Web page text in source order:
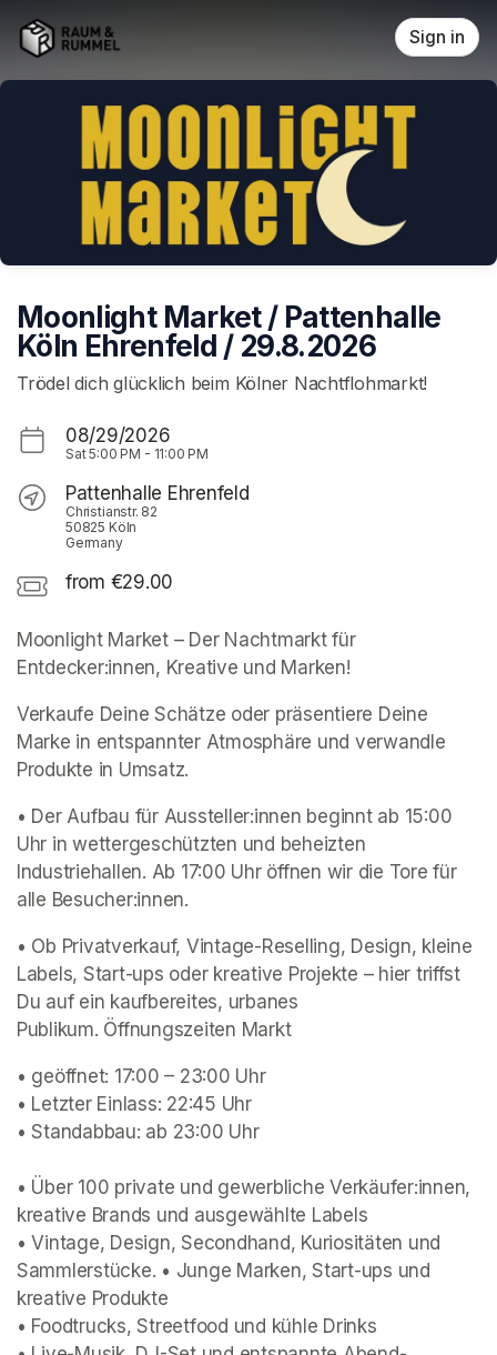
Skip header
Sign in
Moonlight Market / Pattenhalle
Köln Ehrenfeld / 29.8.2026
Trödel dich glücklich beim Kölner Nachtflohmarkt!
08/29/2026
Sat5:00 PM - 11:00 PM
Pattenhalle Ehrenfeld
Christianstr. 82
50825 Köln
Germany
from €29.00
Moonlight Market – Der Nachtmarkt für
Entdecker:innen, Kreative und Marken!
Verkaufe Deine Schätze oder präsentiere Deine
Marke in entspannter Atmosphäre und verwandle
Produkte in Umsatz.
• Der Aufbau für Aussteller:innen beginnt ab 15:00
Uhr in wettergeschützten und beheizten
Industriehallen. Ab 17:00 Uhr öffnen wir die Tore für
alle Besucher:innen.
• Ob Privatverkauf, Vintage-Reselling, Design, kleine
Labels, Start-ups oder kreative Projekte – hier triffst
Du auf ein kaufbereites, urbanes
Publikum. Öffnungszeiten Markt
• geöffnet: 17:00 – 23:00 Uhr
• Letzter Einlass: 22:45 Uhr
• Standabbau: ab 23:00 Uhr
• Über 100 private und gewerbliche Verkäufer:innen,
kreative Brands und ausgewählte Labels
• Vintage, Design, Secondhand, Kuriositäten und
Sammlerstücke. • Junge Marken, Start-ups und
kreative Produkte
• Foodtrucks, Streetfood und kühle Drinks